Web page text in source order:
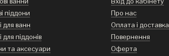
піддони
для ванн
для піддонів
та аксесуари
Про нас
Оплата і доставка
Повернення
Оферта